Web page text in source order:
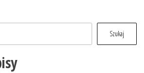
Szukaj